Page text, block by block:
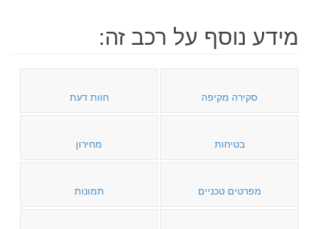
מידע נוסף על רכב זה:
סקירה מקיפה חוות דעת
בטיחות מחירון
מפרטים טכניים תמונות